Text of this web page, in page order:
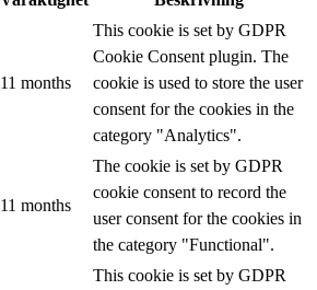
11 months
This cookie is set by GDPR
Cookie Consent plugin. The
cookie is used to store the user
consent for the cookies in the
category "Analytics".
11 months
The cookie is set by GDPR
cookie consent to record the
user consent for the cookies in
the category "Functional".
This cookie is set by GDPR